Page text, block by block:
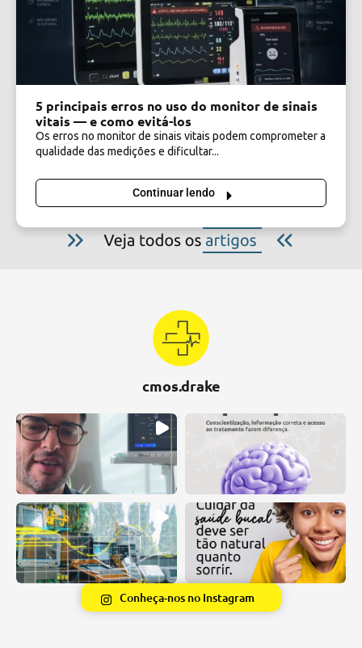
5 principais erros no uso do monitor de sinais
vitais — e como evitá-los
Os erros no monitor de sinais vitais podem comprometer a
qualidade das medições e dificultar...
Continuar lendo
cmos.drake
Conheça-nos no Instagram